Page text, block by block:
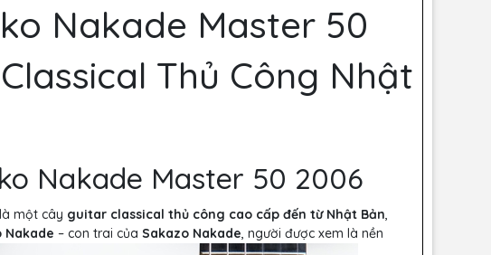
Nakade Master 50
Thủ Công Nhật
Nakade Master 50 2006
là một cây guitar classical thủ công cao cấp đến từ Nhật Bản,
Nakade – con trai của Sakazo Nakade, người được xem là nền